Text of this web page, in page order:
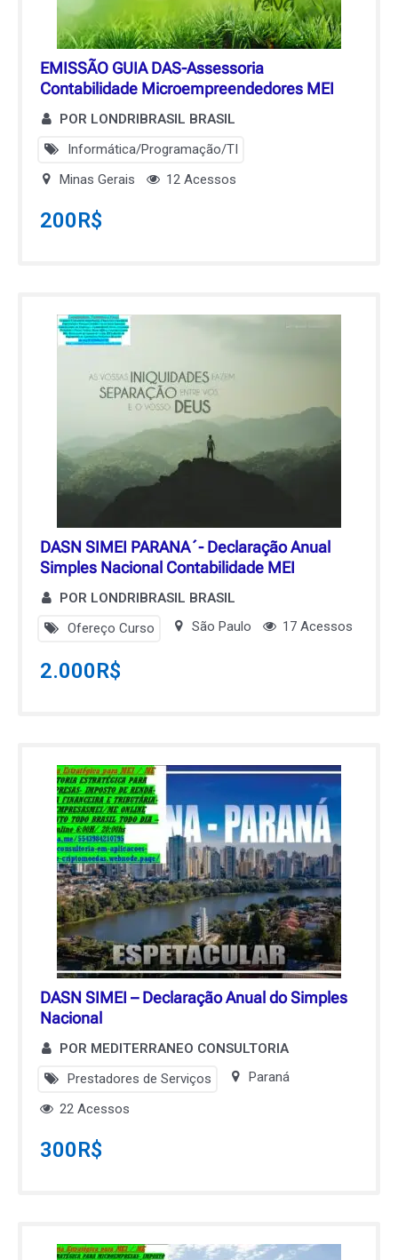
EMISSÃO GUIA DAS-Assessoria
Contabilidade Microempreendedores MEI
POR LONDRIBRASIL BRASIL
Informática/Programação/TI
Minas Gerais
12 Acessos
200R$
DASN SIMEI PARANA´- Declaração Anual
Simples Nacional Contabilidade MEI
POR LONDRIBRASIL BRASIL
Ofereço Curso
São Paulo 17 Acessos
2.000R$
DASN SIMEI – Declaração Anual do Simples
Nacional
POR MEDITERRANEO CONSULTORIA
Prestadores de Serviços
Paraná
22 Acessos
300R$